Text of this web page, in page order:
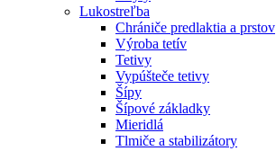
Lukostreľba
Chrániče predlaktia a prstov
Výroba tetív
Tetivy
Vypúšteče tetivy
Šípy
Šípové základky
Mieridlá
Tlmiče a stabilizátory